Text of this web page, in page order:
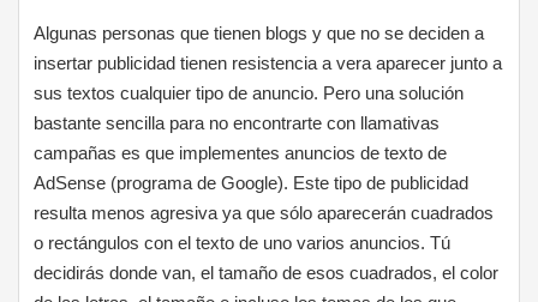
Algunas personas que tienen blogs y que no se deciden a
insertar publicidad tienen resistencia a vera aparecer junto a
sus textos cualquier tipo de anuncio. Pero una solución
bastante sencilla para no encontrarte con llamativas
campañas es que implementes anuncios de texto de
AdSense (programa de Google). Este tipo de publicidad
resulta menos agresiva ya que sólo aparecerán cuadrados
o rectángulos con el texto de uno varios anuncios. Tú
decidirás donde van, el tamaño de esos cuadrados, el color